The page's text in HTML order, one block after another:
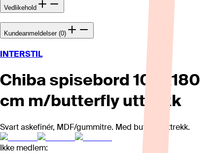
Vedlikehold
Kundeanmeldelser (0)
INTERSTIL
Chiba spisebord 100x180
cm m/butterfly uttrekk
Svart askefinér, MDF/gummitre. Med butterflyuttrekk.
Ikke medlem: